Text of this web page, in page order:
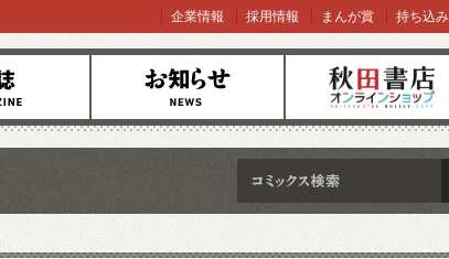
お知らせ オンラインショップ
企業情報 採用情報 まんが賞 持ち込